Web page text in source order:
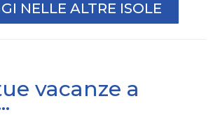
NELLE ALTRE ISOLE
vacanze a